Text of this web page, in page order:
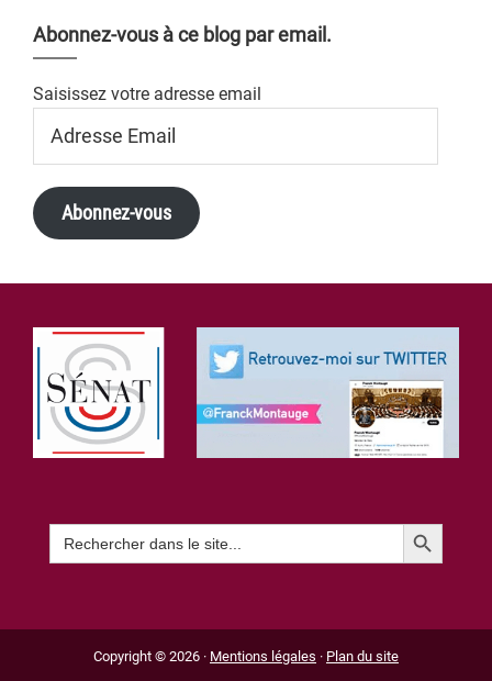
Abonnez-vous à ce blog par email.
Saisissez votre adresse email
Email
Abonnez-vous
Footer
Search
for:
Search Button
Copyright © 2026 · Mentions légales · Plan du site